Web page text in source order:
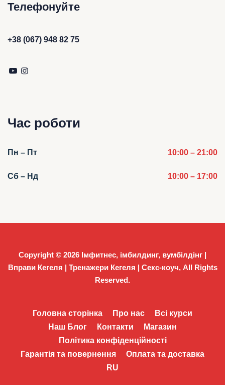
Телефонуйте
+38 (067) 948 82 75
Час роботи
Пн – Пт 10:00 – 21:00
Сб – Нд 10:00 – 17:00
Copyright © 2026 Імфитнес, імбилдинг, вумбілдінг |
Вправи Кегеля | Тренажери Кегеля | Секс-коуч, All Rights
Reserved.
Головна сторінка Про нас
Всі курси
Наш Блог
Контакти
Магазин
Політика конфіденційності
Гарантія та повернення
Оплата та доставка
RU